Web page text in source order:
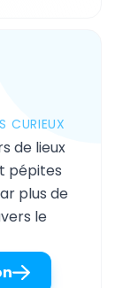
CURIEUX
de lieux
pépites
plus de
le